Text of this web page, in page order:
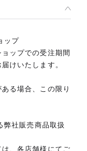
ップ
ップでの受注期間
けいたします。
る場合、この限り
弊社販売商品取扱
、各店舗様にてご